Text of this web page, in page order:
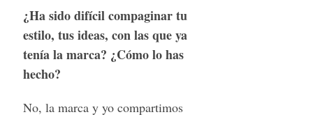
¿Ha sido difícil compaginar tu
estilo, tus ideas, con las que ya
tenía la marca? ¿Cómo lo has
hecho?
No, la marca y yo compartimos
f
o
r